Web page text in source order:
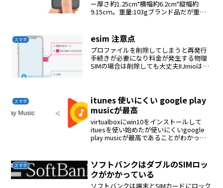
ー厚さ約1.25cm*横幅約6.2cm*縦幅約
9.15cｍ。重量:103gブランド品だが重く
スマホ esim 注意点
プロファイルを削除してしまうと再発行
手続きが必要になり料金が発生する物理
SIMの場合は削除しても大丈夫IIJmioは手
スマホ
itunes 使いにくい google play
musicが最高
virtualboxにwin10をインストールして
ituesを使い始めたが使いにくいgoogle
play musicが最高であることがわかっ
スマホ
ソフトバンクはダブルのSIMロッ
クがかかっている
ソフトバンクは端末とSIMカードにロック